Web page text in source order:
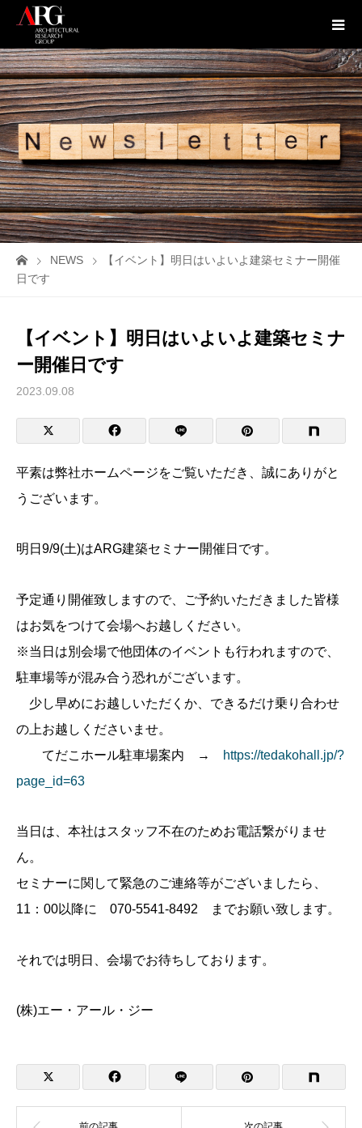
NEWS
【イベント】明日はいよいよ建築セミナー開催
日です
【イベント】明日はいよいよ建築セミナ
ー開催日です
2023.09.08
平素は弊社ホームページをご覧いただき、誠にありがと
うございます。
明日9/9(土)はARG建築セミナー開催日です。
予定通り開催致しますので、ご予約いただきました皆様
はお気をつけて会場へお越しください。
※当日は別会場で他団体のイベントも行われますので、
駐車場等が混み合う恐れがございます。
少し早めにお越しいただくか、できるだけ乗り合わせ
の上お越しくださいませ。
てだこホール駐車場案内 →
https://tedakohall.jp/?
page_id=63
当日は、本社はスタッフ不在のためお電話繋がりませ
ん。
セミナーに関して緊急のご連絡等がございましたら、
11：00以降に 070-5541-8492 までお願い致します。
それでは明日、会場でお待ちしております。
(株)エー・アール・ジー